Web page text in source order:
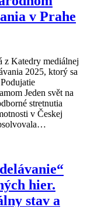
v Prahe
z Katedry mediálnej
2025, ktorý sa
Jeden svět na
stretnutia
v Českej
hier.
stav a